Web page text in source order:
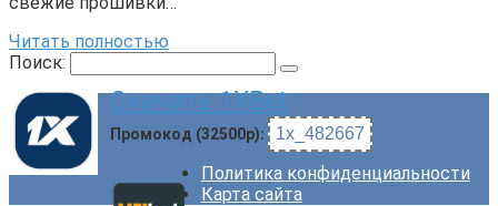
Читать полностью
Поиск:
Скачать 1XBet
Промокод (32500р): 1x_482667
Политика конфиденциальности
Карта сайта